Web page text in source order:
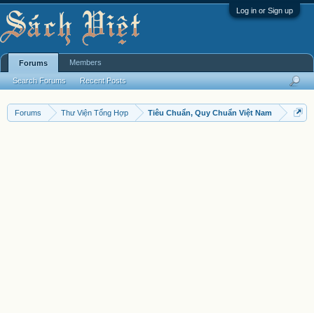
Log in or Sign up
Forums Thư Viện Tổng Hợp Tiêu Chuẩn, Quy Chuẩn Việt Nam
Forums
Search Forums Recent Posts
Members